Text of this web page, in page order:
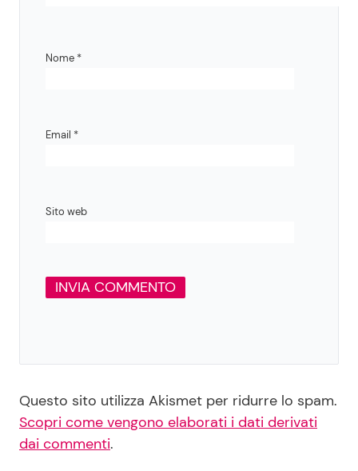
Nome *
Email *
Sito web
Questo sito utilizza Akismet per ridurre lo spam.
Scopri come vengono elaborati i dati derivati
dai commenti.